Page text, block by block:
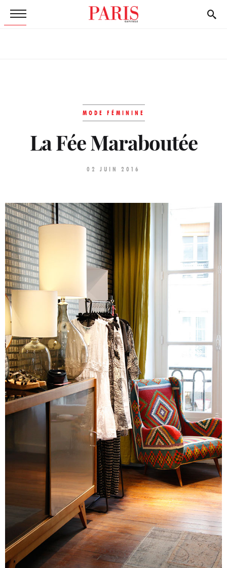
MODE FÉMININE
La Fée Maraboutée
02 JUIN 2016